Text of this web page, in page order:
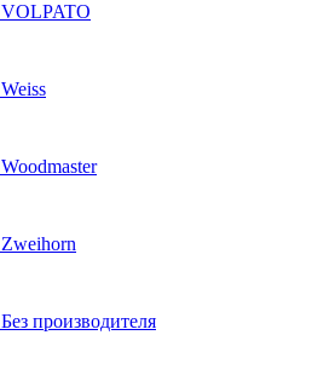
VOLPATO
Weiss
Woodmaster
Zweihorn
Без производителя